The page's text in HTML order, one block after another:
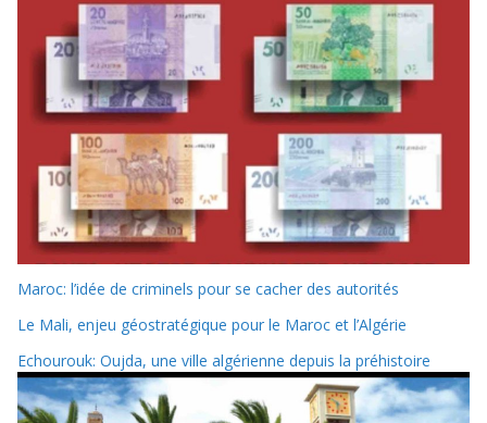
Maroc: l’idée de criminels pour se cacher des autorités
Le Mali, enjeu géostratégique pour le Maroc et l’Algérie
Echourouk: Oujda, une ville algérienne depuis la préhistoire